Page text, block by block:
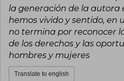
la generación de la autora
hemos vivido y sentido, en
no termina por reconocer
de los derechos y las
hombres y mujeres
Translate to english